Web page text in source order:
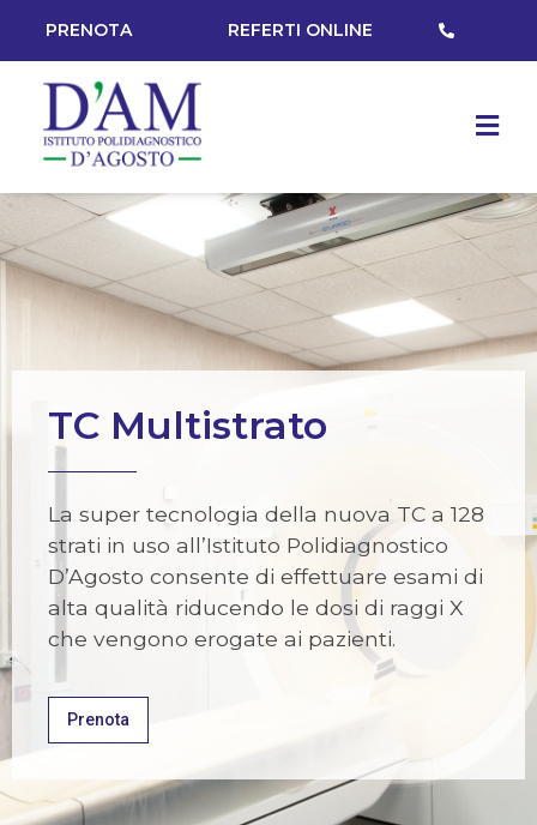
PRENOTA REFERTI ONLINE
TC Multistrato
La super tecnologia della nuova TC a 128
strati in uso all’Istituto Polidiagnostico
D’Agosto consente di effettuare esami di
alta qualità riducendo le dosi di raggi X
che vengono erogate ai pazienti.
Prenota